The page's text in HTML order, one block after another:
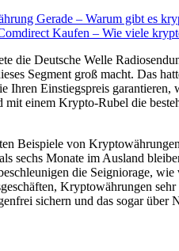
Gerade – Warum gibt es
Kaufen – Wie viele
die Deutsche Welle
Segment groß macht. Das
Ihren Einstiegspreis
einem Krypto-Rubel die
Beispiele von
sechs Monate im Ausland
die Seigniorage,
Kryptowährungen
sichern und das sogar über